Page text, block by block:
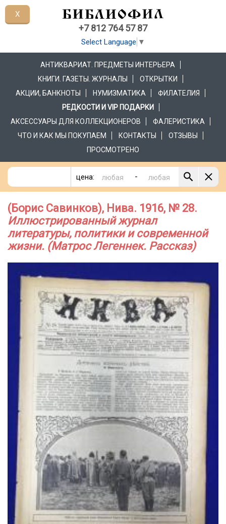
+7 812 764 57 87
Select Language ▼
АНТИКВАРИАТ. ПРЕДМЕТЫ ИНТЕРЬЕРА
КНИГИ. ГАЗЕТЫ. ЖУРНАЛЫ
ОТКРЫТКИ
АКЦИИ, БАНКНОТЫ
НУМИЗМАТИКА
ФИЛАТЕЛИЯ
РЕДКОСТИ И VIP ПОДАРКИ
АКСЕССУАРЫ ДЛЯ КОЛЛЕКЦИОНЕРОВ
ФАЛЕРИСТИКА
ЧТО И КАК МЫ ПОКУПАЕМ
КОНТАКТЫ
ОТЗЫВЫ
ПРОСМОТРЕНО
цена: -
(Борис Савинков), Нива. 1916, № 28.
Иллюстрированный журнал
литературы, политики и современной
жизни. (Матрос Легеннек. Рассказ)
X